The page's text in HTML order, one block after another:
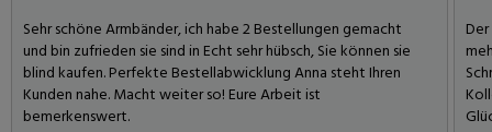
Sehr schöne Armbänder, ich habe 2 Bestellungen gemacht
und bin zufrieden sie sind in Echt sehr hübsch, Sie können sie
blind kaufen. Perfekte Bestellabwicklung Anna steht Ihren
Kunden nahe. Macht weiter so! Eure Arbeit ist
bemerkenswert.